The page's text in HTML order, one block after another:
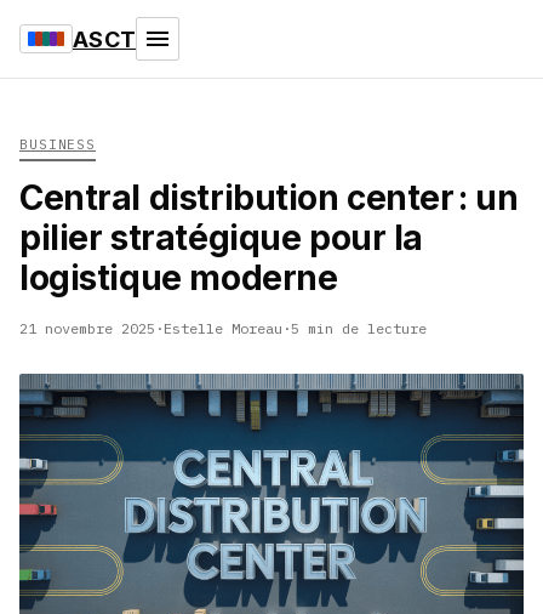
ASCT
BUSINESS
Central distribution center : un
pilier stratégique pour la
logistique moderne
21 novembre 2025 · Estelle Moreau ·5 min de lecture